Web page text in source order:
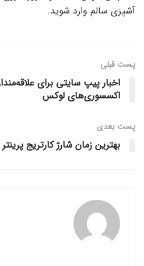
آشپزی سالم وارد شوید.
پست قبلی
اخبار پیپ سایتی برای
اکسسوری‌های لوکس
پست‌ بعدی
بهترین زمان شارژ کارتریج